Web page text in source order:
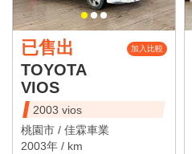
已售出 加入比較
TOYOTA
VIOS
2003 vios
桃園市 / 佳霖車業
2003年 / km